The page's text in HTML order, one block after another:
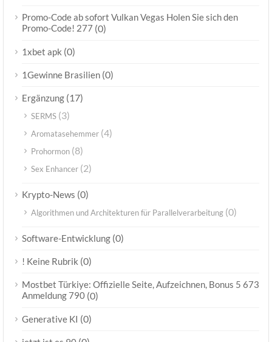
Promo-Code ab sofort Vulkan Vegas Holen Sie sich den
Promo-Code! 277 (0)
1xbet apk (0)
1Gewinne Brasilien (0)
Ergänzung (17)
SERMS (3)
Aromatasehemmer (4)
Prohormon (8)
Sex Enhancer (2)
Krypto-News (0)
Algorithmen und Architekturen für Parallelverarbeitung (0)
Software-Entwicklung (0)
! Keine Rubrik (0)
Mostbet Türkiye: Offizielle Seite, Aufzeichnen, Bonus 5 673
Anmeldung 790 (0)
Generative KI (0)